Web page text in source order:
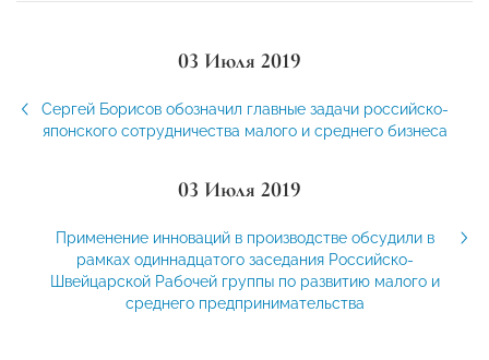
03 Июля 2019
Сергей Борисов обозначил главные задачи российско-
японского сотрудничества малого и среднего бизнеса
03 Июля 2019
Применение инноваций в производстве обсудили в
рамках одиннадцатого заседания Российско-
Швейцарской Рабочей группы по развитию малого и
среднего предпринимательства